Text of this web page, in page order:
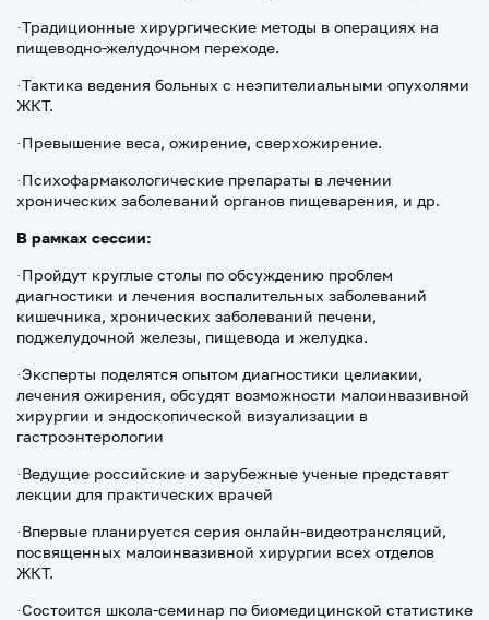
·Традиционные хирургические методы в операциях на
пищеводно-желудочном переходе.
·Тактика ведения больных с неэпителиальными опухолями
ЖКТ.
·Превышение веса, ожирение, сверхожирение.
·Психофармакологические препараты в лечении
хронических заболеваний органов пищеварения, и др.
В рамках сессии:
·Пройдут круглые столы по обсуждению проблем
диагностики и лечения воспалительных заболеваний
кишечника, хронических заболеваний печени,
поджелудочной железы, пищевода и желудка.
·Эксперты поделятся опытом диагностики целиакии,
лечения ожирения, обсудят возможности малоинвазивной
хирургии и эндоскопической визуализации в
гастроэнтерологии
·Ведущие российские и зарубежные ученые представят
лекции для практических врачей
·Впервые планируется серия онлайн-видеотрансляций,
посвященных малоинвазивной хирургии всех отделов
ЖКТ.
·Состоится школа-семинар по биомедицинской статистике